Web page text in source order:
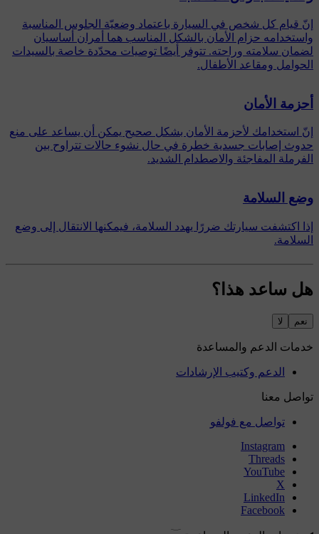
إنّ قيام كل شخص في السيارة باعتماد وضعيّة الجلوس المناسبة
واستخدامه حزام الأمان بالشكل المناسب هما أمران أساسيان
لضمان سلامته وراحته. تتوفر أيضًا توصيات محدّدة خاصة بالسيدات
الحوامل ومقاعد الأطفال.
أحزمة الأمان
إنّ استخدامك لأحزمة الأمان بشكل صحيح يمكن أن يساعد على منع
حدوث إصابات جسدية خطرة في حال نشوء حالات تتراوح بين
الفرملة المفاجئة والاصطدام الشديد.
وضع السلامة
إذا اكتشفت سيارتك ضررًا يهدد السلامة، فيمكنها الانتقال إلى وضع
السلامة.
هل ساعد هذا؟
نعم لا